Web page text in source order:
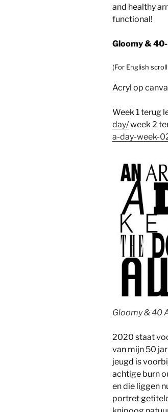
and healthy
functional!
Gloomy &
(For English
Acryl op
Week 1 terug
day/week 2
a-day-week-
Gloomy & 40
2020 staat
van mijn 50
jeugd is
achtige burn
en die liggen
portret